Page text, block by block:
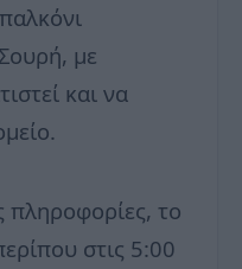
με
και να
πληροφορίες, το
στις 5:00